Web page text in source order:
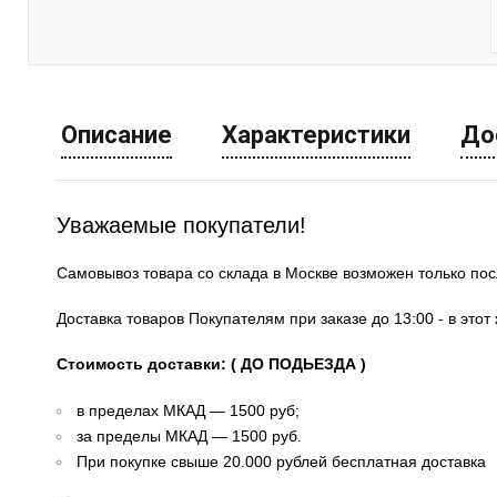
Описание Характеристики
Уважаемые покупатели!
Самовывоз товара со склада в Москве возможен только
Доставка товаров Покупателям при заказе до 13:00 - в
Стоимость доставки: ( ДО ПОДЬЕЗДА )
в пределах МКАД — 1500 руб;
за пределы МКАД — 1500 руб.
При покупке свыше 20.000 рублей бесплатная доставка